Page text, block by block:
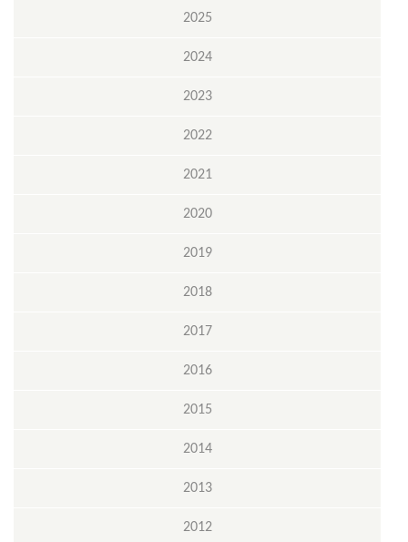
2025
2024
2023
2022
2021
2020
2019
2018
2017
2016
2015
2014
2013
2012